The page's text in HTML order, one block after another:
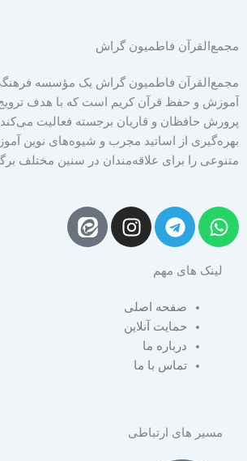
مجمع‌القرآن فاطمیون گراش
مجمع‌القرآن فاطمیون گراش یک مؤسسه
آموزش و حفظ قرآن کریم است که با هدف
پرورش حافظان و قاریان برجسته فعالیت
بهره‌گیری از اساتید مجرب و شیوه‌های نوین
متنوعی را برای علاقه‌مندان در سنین مختلف
W
h
t
T
e
e
r
a
m
I
n
g
r
لینک های مهم
صفحه اصلی
حمایت آنلاین
درباره ما
تماس با ما
مسیر های ارتباطی